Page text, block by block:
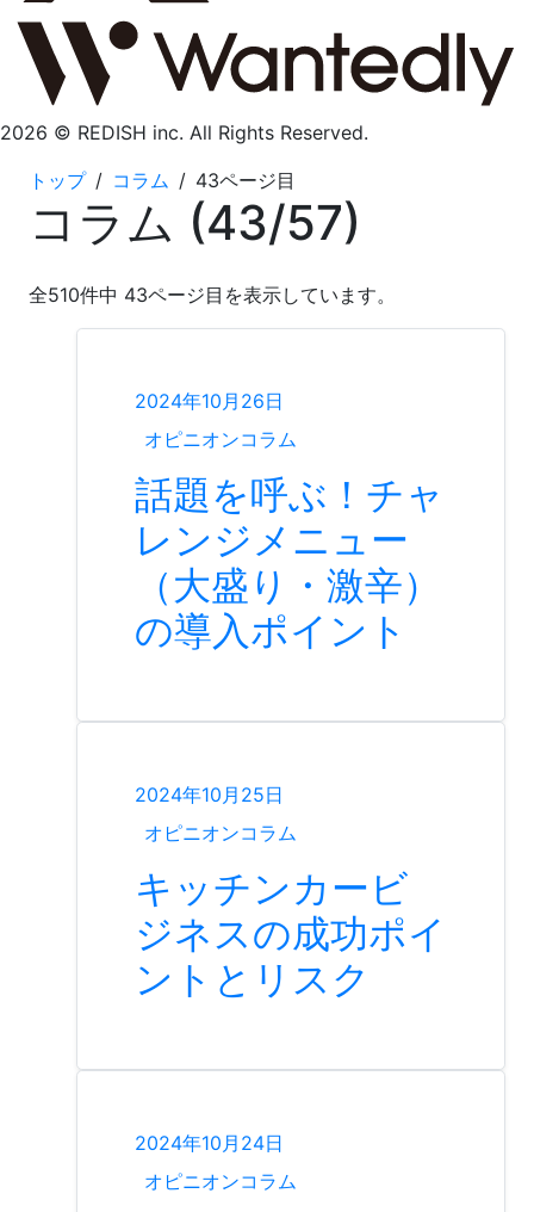
2026 © REDISH inc. All Rights Reserved.
トップ / コラム / 43ページ目
コラム (43/57)
全510件中 43ページ目を表示しています。
2024年10月26日
オピニオンコラム
話題を呼ぶ！チャ
レンジメニュー
（大盛り・激辛）
の導入ポイント
2024年10月25日
オピニオンコラム
キッチンカービ
ジネスの成功ポイ
ントとリスク
2024年10月24日
オピニオンコラム